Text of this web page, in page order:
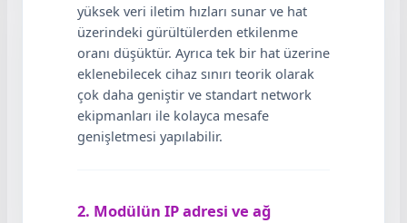
yüksek veri iletim hızları sunar ve hat
üzerindeki gürültülerden etkilenme
oranı düşüktür. Ayrıca tek bir hat üzerine
eklenebilecek cihaz sınırı teorik olarak
çok daha geniştir ve standart network
ekipmanları ile kolayca mesafe
genişletmesi yapılabilir.
2. Modülün IP adresi ve ağ